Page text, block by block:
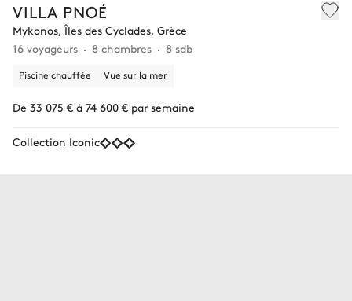
VILLA PNOÉ
Mykonos, Îles des Cyclades, Grèce
16 voyageurs
8 chambres 8 sdb
Piscine chauffée Vue sur la mer
De 33 075 € à 74 600 € par semaine
Collection Iconic